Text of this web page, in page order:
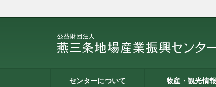
センターについて 物産・観光情報